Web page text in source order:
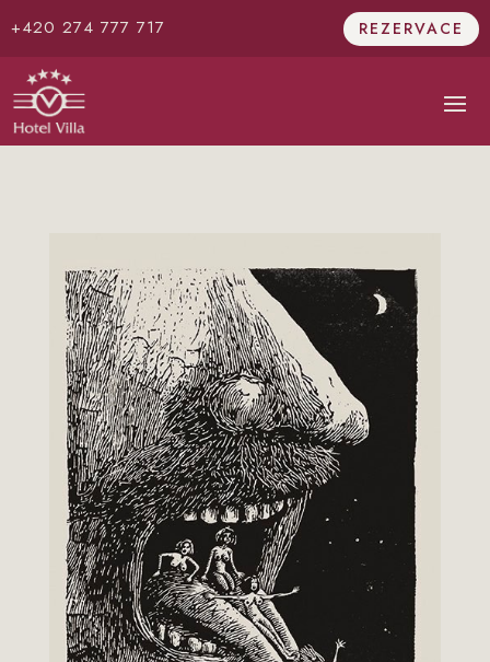
+420 274 777 717 REZERVACE